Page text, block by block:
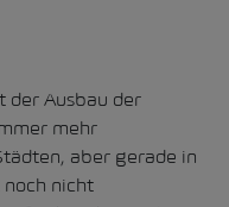
der Ausbau der
mehr
aber gerade in
noch nicht